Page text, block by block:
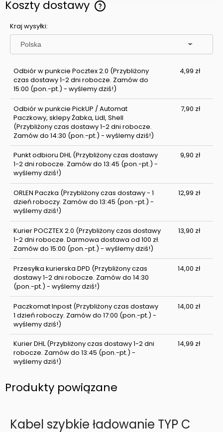
Koszty dostawy
Kraj wysyłki:
Odbiór w punkcie Pocztex 2.0 (Przybliżony
czas dostawy 1-2 dni robocze. Zamów do
15:00 (pon.-pt.) - wyślemy dziś!)
4,99 zł
Odbiór w punkcie PickUP / Automat
Paczkowy, sklepy Żabka, Lidl, Shell
(Przybliżony czas dostawy 1-2 dni robocze.
Zamów do 14:30 (pon.-pt.) - wyślemy dziś!)
7,90 zł
Punkt odbioru DHL(Przybliżony czas dostawy
1-2 dni robocze. Zamów do 13:45 (pon.-pt.) -
wyślemy dziś!)
9,90 zł
ORLEN Paczka (Przybliżony czas dostawy - 1
dzień roboczy. Zamów do 13:45 (pon.-pt.) -
wyślemy dziś!)
12,99 zł
Kurier POCZTEX 2.0 (Przybliżony czas dostawy
1-2 dni robocze. Darmowa dostawa od 100 zł.
Zamów do 15:00 (pon.-pt.) - wyślemy dziś!)
13,90 zł
Przesyłka kurierska DPD (Przybliżony czas
dostawy 1-2 dni robocze. Zamów do 14:30
(pon.-pt.) - wyślemy dziś!)
14,00 zł
Paczkomat Inpost(Przybliżony czas dostawy
1 dzień roboczy. Zamów do 17:00 (pon.-pt.) -
wyślemy dziś!)
14,00 zł
Kurier DHL(Przybliżony czas dostawy 1-2 dni
robocze. Zamów do 13:45 (pon.-pt.) -
wyślemy dziś!)
14,99 zł
Produkty powiązane
Kabel szybkie ładowanie TYP C